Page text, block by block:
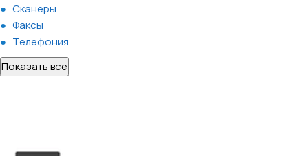
Сканеры
Факсы
Телефония
Показать все